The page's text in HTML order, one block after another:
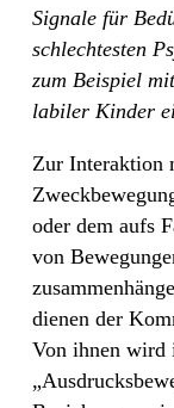
Signale für
schlechtesten
zum Beispiel
labiler Kinder
Zur Interaktion
oder dem aufs
von
dienen der
Von ihnen wird